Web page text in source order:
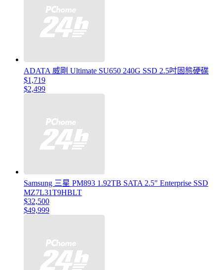
ADATA 威剛 Ultimate SU650 240G SSD 2.5吋固態硬碟
$1,719
$2,499
Samsung 三星 PM893 1.92TB SATA 2.5" Enterprise SSD
MZ7L31T9HBLT
$32,500
$49,999